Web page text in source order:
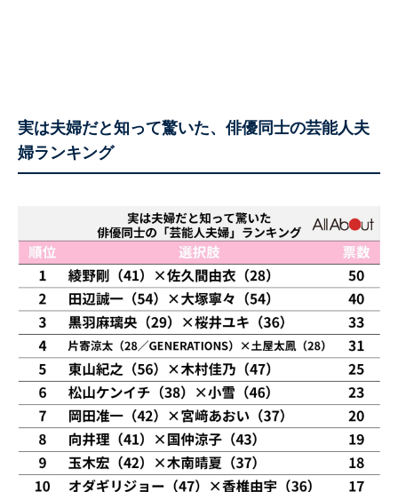
実は夫婦だと知って驚いた、俳優同士の芸能人夫
婦ランキング